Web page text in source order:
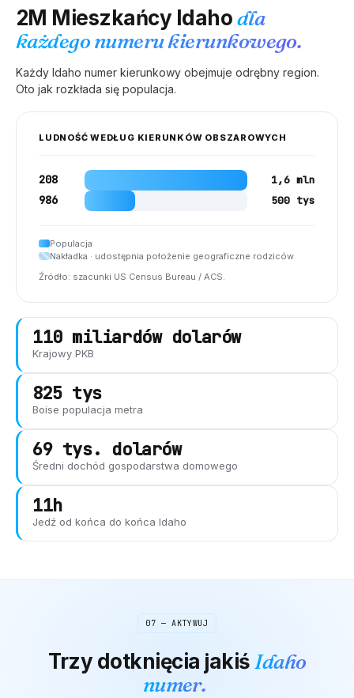
2M Mieszkańcy Idahodla
każdego numeru kierunkowego.
Każdy Idaho numer kierunkowy obejmuje odrębny region.
Oto jak rozkłada się populacja.
LUDNOŚĆ WEDŁUG KIERUNKÓW OBSZAROWYCH
208 1,6 mln
986 500 tys
Populacja
Nakładka · udostępnia położenie geograficzne rodziców
Źródło: szacunki US Census Bureau / ACS.
110 miliardów dolarów
Krajowy PKB
825 tys
Boise populacja metra
69 tys. dolarów
Średni dochód gospodarstwa domowego
11h
Jedź od końca do końca Idaho
07 — AKTYWUJ
Trzy dotknięcia jakiśIdaho
numer.